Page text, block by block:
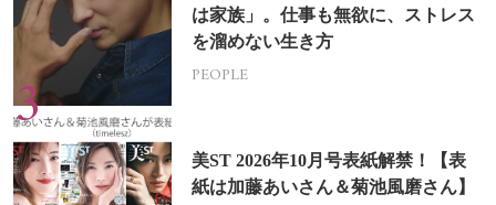
は家族」。仕事も無欲に、ストレス
を溜めない生き方
PEOPLE
美ST 2026年10月号表紙解禁！【表
紙は加藤あいさん＆菊池風磨さん】